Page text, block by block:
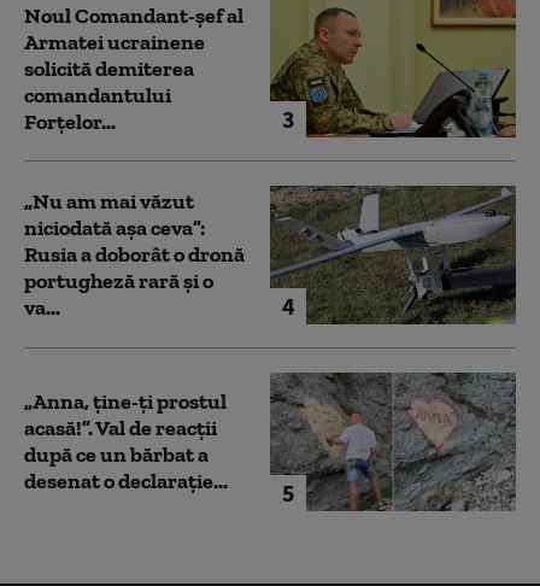
3
Noul Comandant-șef al
Armatei ucrainene
solicită demiterea
comandantului
Forțelor...
4
„Nu am mai văzut
niciodată așa ceva”:
Rusia a doborât o dronă
portugheză rară și o
va...
5
„Anna, ţine-ţi prostul
acasă!”. Val de reacții
după ce un bărbat a
desenat o declarație...